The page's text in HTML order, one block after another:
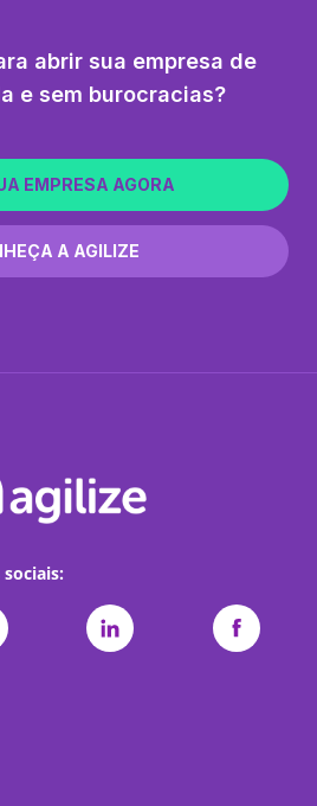
abrir sua empresa de
e sem burocracias?
EMPRESA AGORA
A AGILIZE